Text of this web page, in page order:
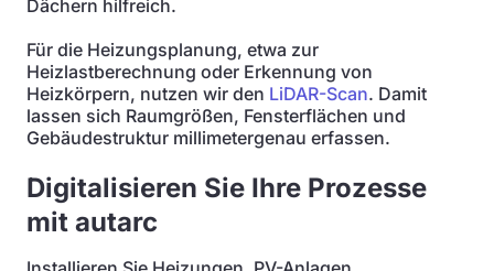
Dächern hilfreich.
Für die Heizungsplanung, etwa zur
Heizlastberechnung oder Erkennung von
Heizkörpern, nutzen wir den LiDAR-Scan. Damit
lassen sich Raumgrößen, Fensterflächen und
Gebäudestruktur millimetergenau erfassen.
Digitalisieren Sie Ihre Prozesse
mit autarc